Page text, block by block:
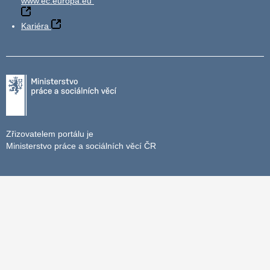
Kariéra
Zřizovatelem portálu je
Ministerstvo práce a sociálních věcí ČR